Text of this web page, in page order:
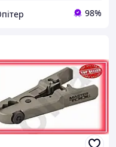
98%